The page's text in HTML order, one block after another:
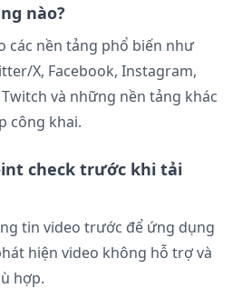
nào?
các nền tảng phổ biến như
X, Facebook, Instagram,
và những nền tảng khác
công khai.
check trước khi tải
tin video trước để ứng dụng
hiện video không hỗ trợ và
hợp.